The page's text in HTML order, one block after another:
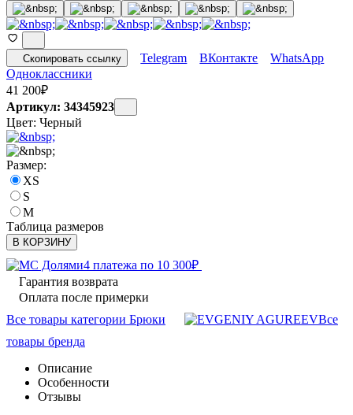
Скопировать ссылку Telegram ВКонтакте
WhatsApp
Одноклассники
41 200₽
Артикул: 34345923
Цвет: Черный
Размер:
XS
S
M
Таблица размеров
В КОРЗИНУ
4 платежа по 10 300₽
Гарантия возврата
Оплата после примерки
Все товары категории Брюки
Все
товары бренда
Описание
Особенности
Отзывы